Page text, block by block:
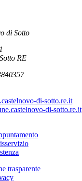
di Sotto
RE
di-sotto.re.it
di-sotto.re.it
trasparente